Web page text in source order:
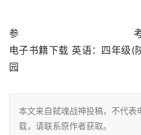
参
电子书籍下载 英语：四年级(
园
本文来自弑魂战神投稿，不代表
载，请联系原作者获取。